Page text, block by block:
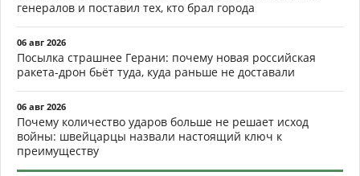
генералов и поставил тех, кто брал города
06 авг 2026
Посылка страшнее Герани: почему новая российская
ракета-дрон бьёт туда, куда раньше не доставали
06 авг 2026
Почему количество ударов больше не решает исход
войны: швейцарцы назвали настоящий ключ к
преимуществу